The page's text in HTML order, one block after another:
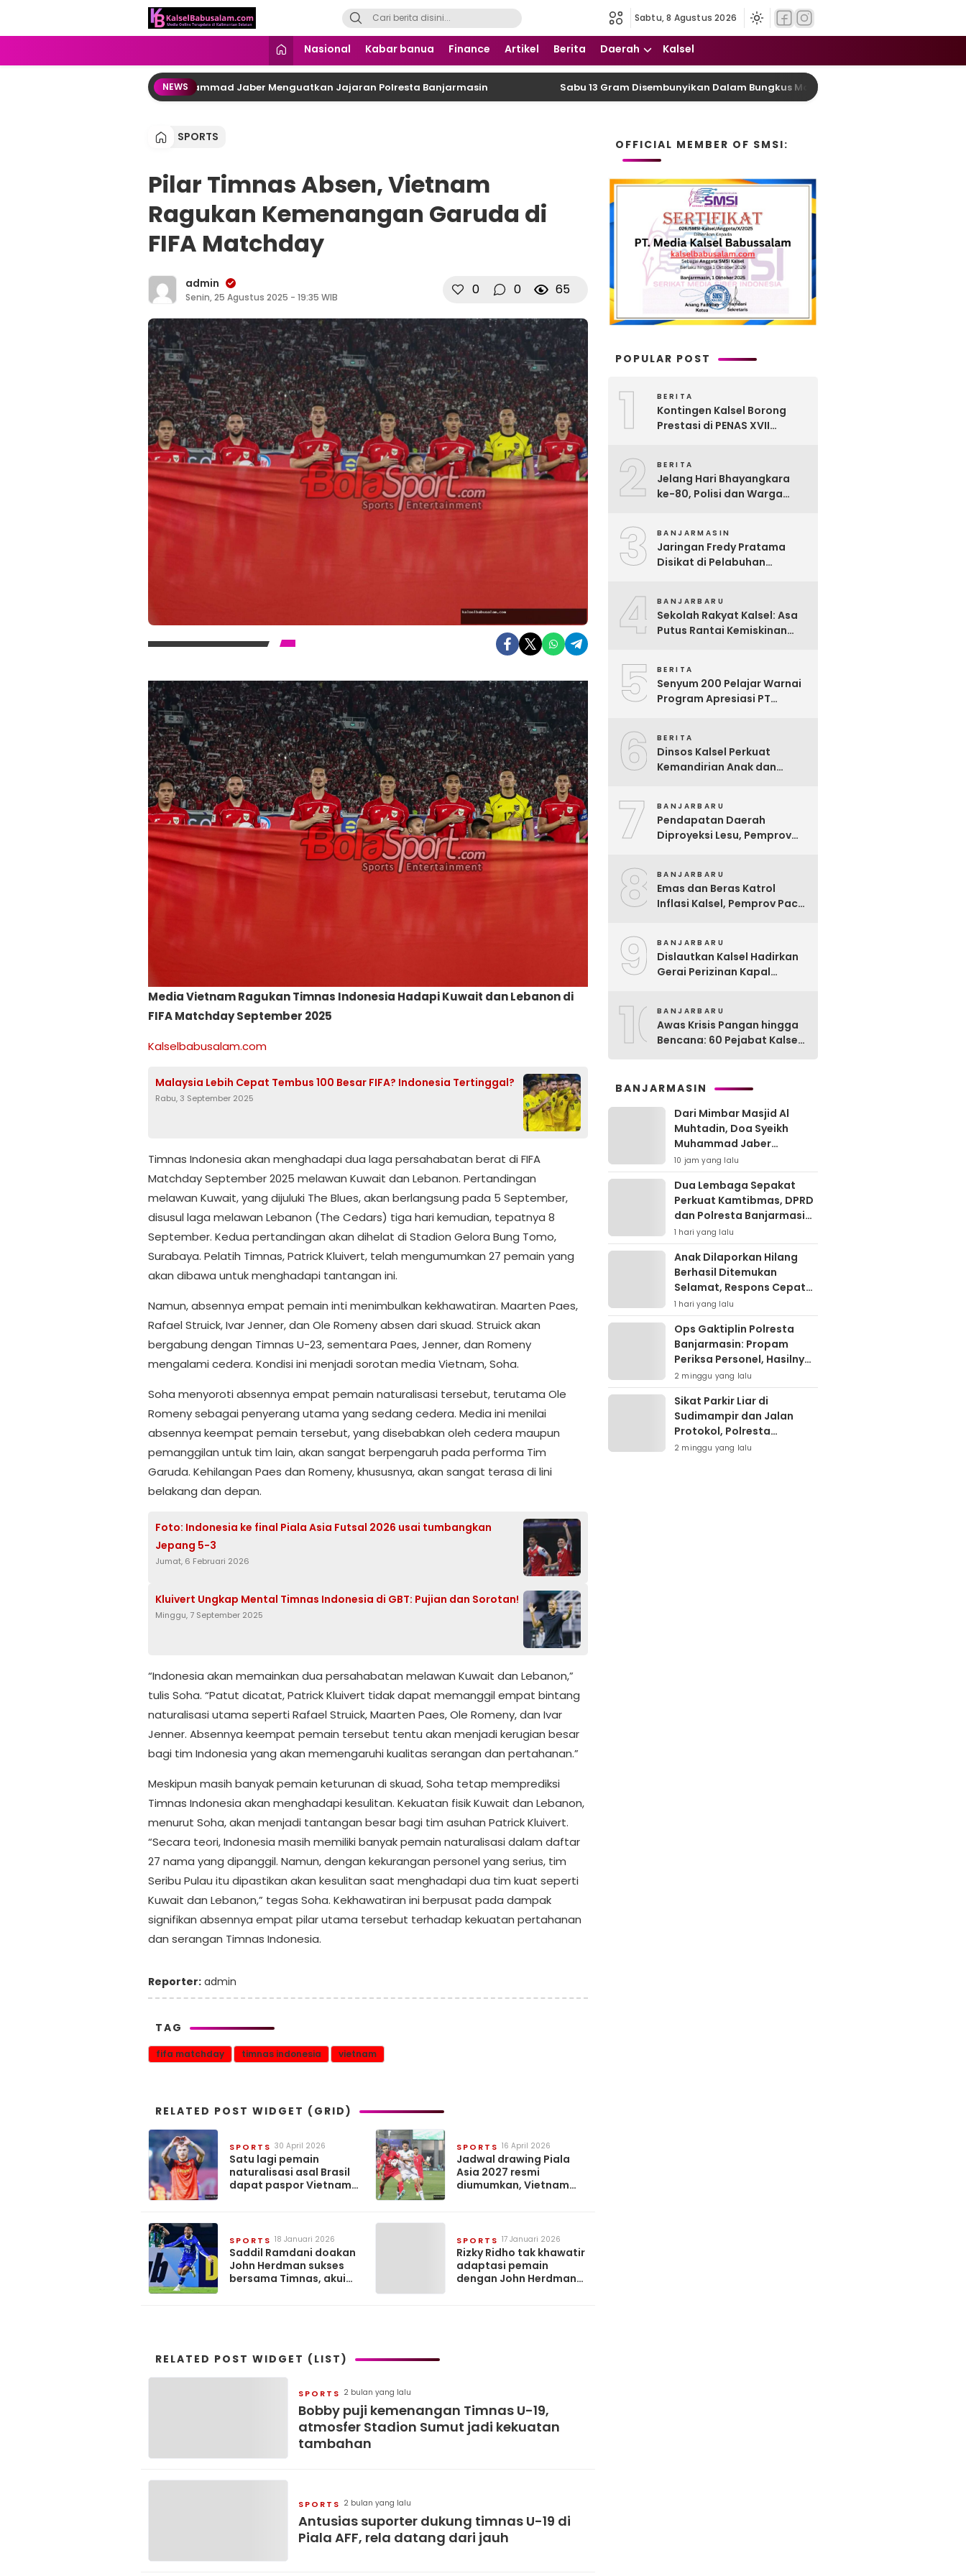
Menyuarakan Kalsel, Menginspirasi Nusantara
Sabtu, 8 Agustus 2026
Nasional Kabar banua Finance Artikel Berita Daerah Kalsel
NEWS
Muhtadin, Doa Syeikh Muhammad Jaber Menguatkan Jajaran Polresta Banjarmasin Sabu 13 Gram Disembunyikan Dalam Bungkus Makanan, Pria di Jaro Tabalong
SPORTS
Pilar Timnas Absen, Vietnam
Ragukan Kemenangan Garuda di
FIFA Matchday
admin
Senin, 25 Agustus 2025 - 19:35 WIB 0 0 65
Media Vietnam Ragukan Timnas Indonesia Hadapi Kuwait dan Lebanon di
FIFA Matchday September 2025
Kalselbabusalam.com
Malaysia Lebih Cepat Tembus 100 Besar FIFA? Indonesia Tertinggal?
Rabu, 3 September 2025
Timnas Indonesia akan menghadapi dua laga persahabatan berat di FIFA
Matchday September 2025 melawan Kuwait dan Lebanon. Pertandingan
melawan Kuwait, yang dijuluki The Blues, akan berlangsung pada 5 September,
disusul laga melawan Lebanon (The Cedars) tiga hari kemudian, tepatnya 8
September. Kedua pertandingan akan dihelat di Stadion Gelora Bung Tomo,
Surabaya. Pelatih Timnas, Patrick Kluivert, telah mengumumkan 27 pemain yang
akan dibawa untuk menghadapi tantangan ini.
Namun, absennya empat pemain inti menimbulkan kekhawatiran. Maarten Paes,
Rafael Struick, Ivar Jenner, dan Ole Romeny absen dari skuad. Struick akan
bergabung dengan Timnas U-23, sementara Paes, Jenner, dan Romeny
mengalami cedera. Kondisi ini menjadi sorotan media Vietnam, Soha.
Soha menyoroti absennya empat pemain naturalisasi tersebut, terutama Ole
Romeny sebagai penyerang utama yang sedang cedera. Media ini menilai
absennya keempat pemain tersebut, yang disebabkan oleh cedera maupun
pemanggilan untuk tim lain, akan sangat berpengaruh pada performa Tim
Garuda. Kehilangan Paes dan Romeny, khususnya, akan sangat terasa di lini
belakang dan depan.
Foto: Indonesia ke final Piala Asia Futsal 2026 usai tumbangkan
Jepang 5-3
Jumat, 6 Februari 2026
Kluivert Ungkap Mental Timnas Indonesia di GBT: Pujian dan Sorotan!
Minggu, 7 September 2025
“Indonesia akan memainkan dua persahabatan melawan Kuwait dan Lebanon,”
tulis Soha. “Patut dicatat, Patrick Kluivert tidak dapat memanggil empat bintang
naturalisasi utama seperti Rafael Struick, Maarten Paes, Ole Romeny, dan Ivar
Jenner. Absennya keempat pemain tersebut tentu akan menjadi kerugian besar
bagi tim Indonesia yang akan memengaruhi kualitas serangan dan pertahanan.”
Meskipun masih banyak pemain keturunan di skuad, Soha tetap memprediksi
Timnas Indonesia akan menghadapi kesulitan. Kekuatan fisik Kuwait dan Lebanon,
menurut Soha, akan menjadi tantangan besar bagi tim asuhan Patrick Kluivert.
“Secara teori, Indonesia masih memiliki banyak pemain naturalisasi dalam daftar
27 nama yang dipanggil. Namun, dengan kekurangan personel yang serius, tim
Seribu Pulau itu dipastikan akan kesulitan saat menghadapi dua tim kuat seperti
Kuwait dan Lebanon,” tegas Soha. Kekhawatiran ini berpusat pada dampak
signifikan absennya empat pilar utama tersebut terhadap kekuatan pertahanan
dan serangan Timnas Indonesia.
Reporter: admin
TAG
fifa matchday timnas indonesia vietnam
RELATED POST WIDGET (GRID)
SPORTS 30 April 2026
Satu lagi pemain
naturalisasi asal Brasil
dapat paspor Vietnam,
SPORTS 16 April 2026
Jadwal drawing Piala
Asia 2027 resmi
diumumkan, Vietnam
SPORTS 18 Januari 2026
Saddil Ramdani doakan
John Herdman sukses
bersama Timnas, akui
SPORTS 17 Januari 2026
Rizky Ridho tak khawatir
adaptasi pemain
dengan John Herdman
RELATED POST WIDGET (LIST)
SPORTS 2 bulan yang lalu
Bobby puji kemenangan Timnas U-19,
atmosfer Stadion Sumut jadi kekuatan
tambahan
SPORTS 2 bulan yang lalu
Antusias suporter dukung timnas U-19 di
Piala AFF, rela datang dari jauh
OFFICIAL MEMBER OF SMSI:
POPULAR POST
1 BERITA
Kontingen Kalsel Borong
Prestasi di PENAS XVII
Juara Nasional
2 BERITA
Jelang Hari Bhayangkara
ke-80, Polisi dan Warga
Penghubung Desa
3 BANJARMASIN
Jaringan Fredy Pratama
Disikat di Pelabuhan
4 BANJARBARU
Sekolah Rakyat Kalsel: Asa
Putus Rantai Kemiskinan
5 BERITA
Senyum 200 Pelajar Warnai
Program Apresiasi PT
6 BERITA
Dinsos Kalsel Perkuat
Kemandirian Anak dan
Mulia Satria
7 BANJARBARU
Pendapatan Daerah
Diproyeksi Lesu, Pemprov
8 BANJARBARU
Emas dan Beras Katrol
Inflasi Kalsel, Pemprov Pacu
9 BANJARBARU
Dislautkan Kalsel Hadirkan
Gerai Perizinan Kapal
Kotabaru
10BANJARBARU
Awas Krisis Pangan hingga
Bencana: 60 Pejabat Kalsel-
Radikal!
BANJARMASIN
Dari Mimbar Masjid Al
Muhtadin, Doa Syeikh
Muhammad Jaber
Menguatkan Jajaran
Polresta Banjarmasin
10 jam yang lalu
Dua Lembaga Sepakat
Perkuat Kamtibmas, DPRD
dan Polresta Banjarmasin
Pertajam Sinergi “Kayuh
Baimbai”
1 hari yang lalu
Anak Dilaporkan Hilang
Berhasil Ditemukan
Selamat, Respons Cepat
Polresta Banjarmasin Tuai
Apresiasi Orang Tua
1 hari yang lalu
Ops Gaktiplin Polresta
Banjarmasin: Propam
Periksa Personel, Hasilnya
Nihil Pelanggaran
2 minggu yang lalu
Sikat Parkir Liar di
Sudimampir dan Jalan
Protokol, Polresta
Banjarmasin Mobilisasi
2 minggu yang lalu